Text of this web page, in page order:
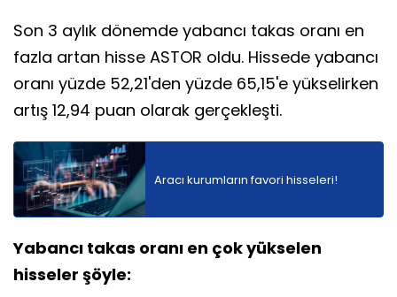
Son 3 aylık dönemde yabancı takas oranı en
fazla artan hisse ASTOR oldu. Hissede yabancı
oranı yüzde 52,21'den yüzde 65,15'e yükselirken
artış 12,94 puan olarak gerçekleşti.
Aracı kurumların favori hisseleri!
Yabancı takas oranı en çok yükselen
hisseler şöyle: